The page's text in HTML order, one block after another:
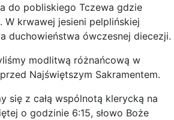
do pobliskiego Tczewa gdzie
W krwawej jesieni pelplińskiej
duchowieństwa ówczesnej diecezji.
modlitwą różnańcową w
Najświętszym Sakramentem.
się z całą wspólnotą klerycką na
o godzinie 6:15, słowo Boże